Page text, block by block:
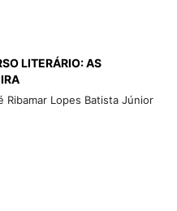
LITERÁRIO: AS
Ribamar Lopes Batista Júnior